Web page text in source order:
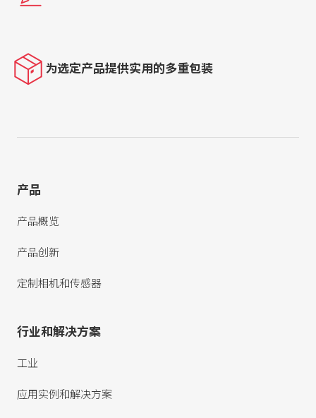
为选定产品提供实用的多重包装
产品
产品概览
产品创新
定制相机和传感器
行业和解决方案
工业
应用实例和解决方案